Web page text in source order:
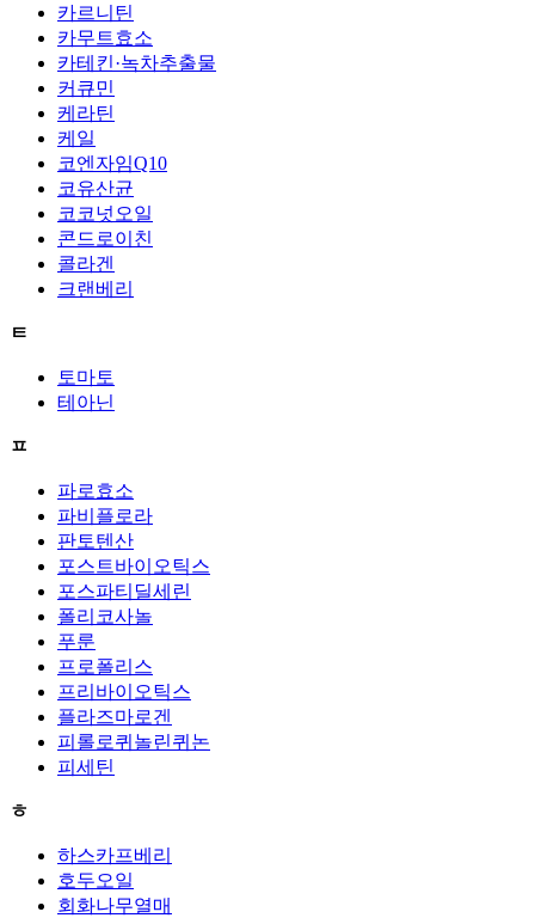
카르니틴
카무트효소
카테킨·녹차추출물
커큐민
케라틴
케일
코엔자임Q10
코유산균
코코넛오일
콘드로이친
콜라겐
크랜베리
ㅌ
토마토
테아닌
ㅍ
파로효소
파비플로라
판토텐산
포스트바이오틱스
포스파티딜세린
폴리코사놀
푸룬
프로폴리스
프리바이오틱스
플라즈마로겐
피롤로퀴놀린퀴논
피세틴
ㅎ
하스카프베리
호두오일
회화나무열매